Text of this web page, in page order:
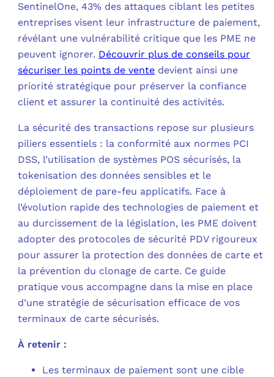
SentinelOne, 43% des attaques ciblant les petites
entreprises visent leur infrastructure de paiement,
révélant une vulnérabilité critique que les PME ne
peuvent ignorer. Découvrir plus de conseils pour
sécuriser les points de vente devient ainsi une
priorité stratégique pour préserver la confiance
client et assurer la continuité des activités.
La sécurité des transactions repose sur plusieurs
piliers essentiels : la conformité aux normes PCI
DSS, l’utilisation de systèmes POS sécurisés, la
tokenisation des données sensibles et le
déploiement de pare-feu applicatifs. Face à
l’évolution rapide des technologies de paiement et
au durcissement de la législation, les PME doivent
adopter des protocoles de sécurité PDV rigoureux
pour assurer la protection des données de carte et
la prévention du clonage de carte. Ce guide
pratique vous accompagne dans la mise en place
d’une stratégie de sécurisation efficace de vos
terminaux de carte sécurisés.
À retenir :
Les terminaux de paiement sont une cible